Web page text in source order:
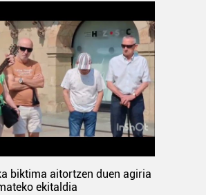
biktima aitortzen duen agiria
ekitaldia